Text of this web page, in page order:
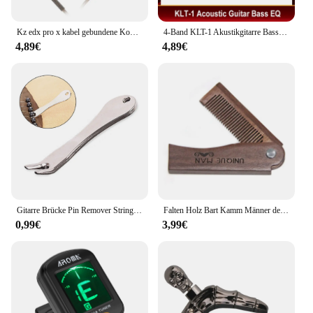
4,89€
4-Band KLT-1 Akustikgitarre Bass EQ Equalizer mit digitalem Procedding-Tuner Gitarren-Tonabnehmer
4,89€
0,99€
Falten Holz Bart Kamm Männer der Wellen Pinsel Haar Bart & Schnurrbart Kamm Sandelholz Kamm Alltägliche Pflege Verwenden mit Balsame und Öle
3,99€